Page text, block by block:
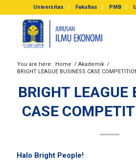
Universitas Fakultas PMB
You are here: Home / Akademik /
BRIGHT LEAGUE BUSINESS CASE
BRIGHT LEAGUE
CASE
Halo Bright People!